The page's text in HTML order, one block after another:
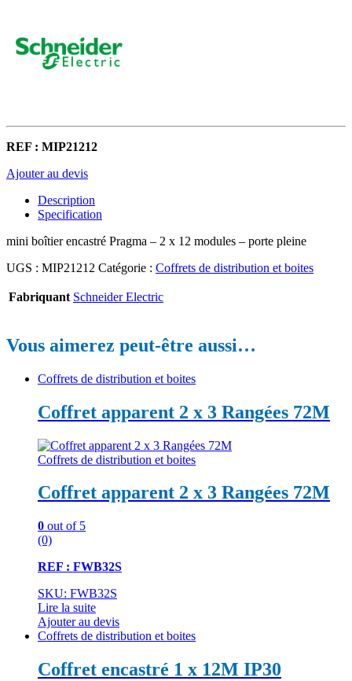
REF : MIP21212
Ajouter au devis
Description
Specification
mini boîtier encastré Pragma – 2 x 12 modules – porte pleine
UGS : MIP21212 Catégorie : Coffrets de distribution et boites
Fabriquant Schneider Electric
Vous aimerez peut-être aussi…
Coffrets de distribution et boites
Coffret apparent 2 x 3 Rangées 72M
Coffrets de distribution et boites
Coffret apparent 2 x 3 Rangées 72M
0 out of 5
(0)
REF : FWB32S
SKU: FWB32S
Lire la suite
Ajouter au devis
Coffrets de distribution et boites
Coffret encastré 1 x 12M IP30